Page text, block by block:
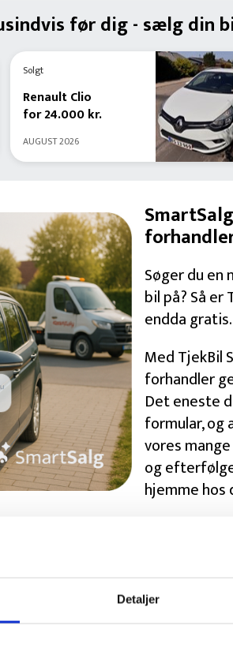
Detaljer
før dig - sælg din
Solgt
RenaultClio
for24.000 kr.
AUGUST 2026
Søger du
bil på? Så
endda
Med TjekBil
forhandler
Det eneste
formular, og
vores
og
hjemme hos